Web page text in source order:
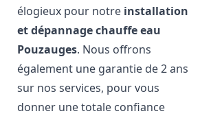
élogieux pour notre installation
et dépannage chauffe eau
Pouzauges. Nous offrons
également une garantie de 2 ans
sur nos services, pour vous
donner une totale confiance